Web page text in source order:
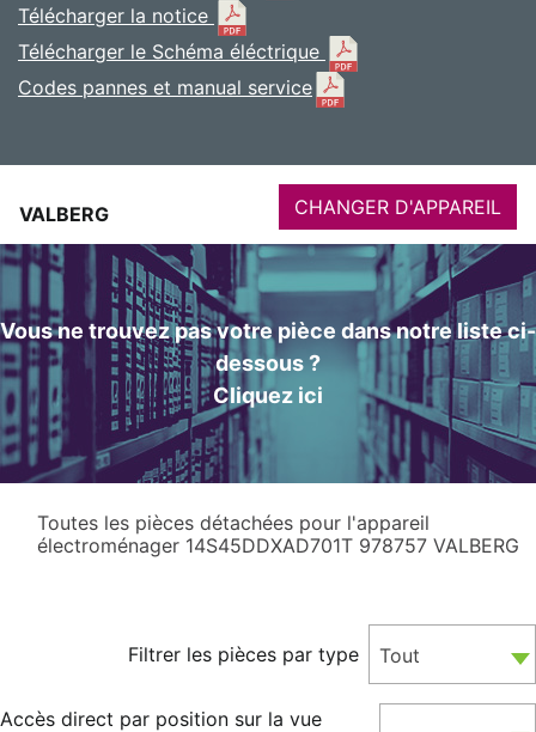
Télécharger la notice
Télécharger le Schéma éléctrique
Codes pannes et manual service
VALBERG CHANGER D'APPAREIL
Vous ne trouvez pas votre pièce dans notre liste ci-
dessous ?
Cliquez ici
Toutes les pièces détachées pour l'appareil
électroménager 14S45DDXAD701T 978757 VALBERG
Filtrer les pièces par type Tout
Accès direct par position sur la vue